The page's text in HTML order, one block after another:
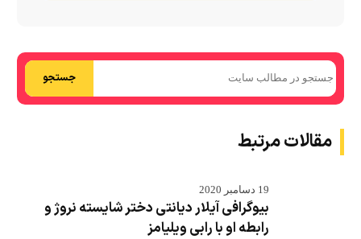
جستجو
مقالات مرتبط
19 دسامبر 2020
بیوگرافی آیلار دیانتی دختر شایسته نروژ و
رابطه او با رابی ویلیامز